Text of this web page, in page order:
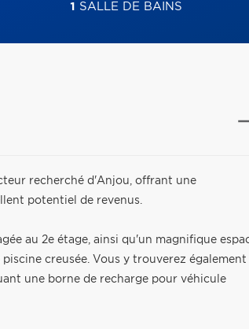
1 SALLE DE BAINS
recherché d'Anjou, offrant une
potentiel de revenus.
au 2e étage, ainsi qu'un magnifique
creusée. Vous y trouverez également
une borne de recharge pour véhicule